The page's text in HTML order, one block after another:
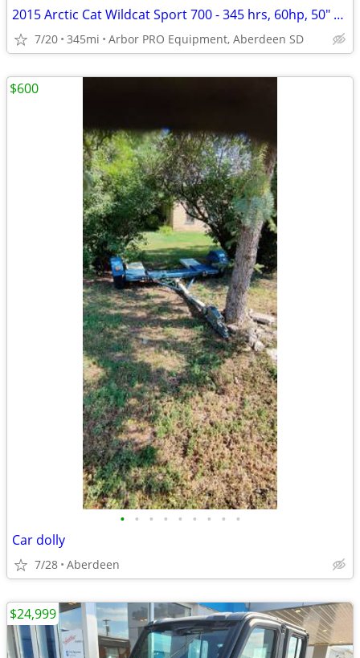
2015 Arctic Cat Wildcat Sport 700 - 345 hrs, 60hp, 50" wide
7/20 345mi Arbor PRO Equipment, Aberdeen SD
• • • • • • • • •
Car dolly
7/28 Aberdeen
$600
$24,999